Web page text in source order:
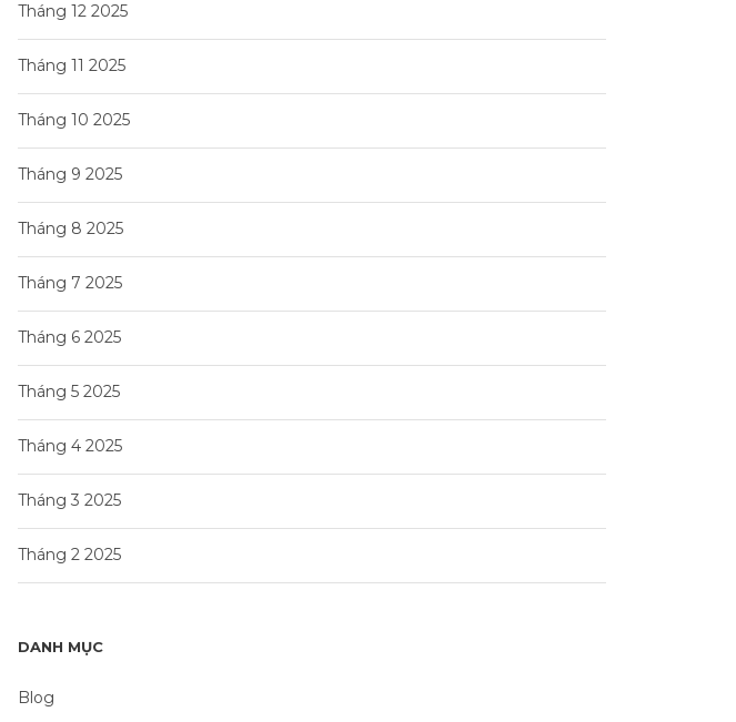
Tháng 12 2025
Tháng 11 2025
Tháng 10 2025
Tháng 9 2025
Tháng 8 2025
Tháng 7 2025
Tháng 6 2025
Tháng 5 2025
Tháng 4 2025
Tháng 3 2025
Tháng 2 2025
DANH MỤC
Blog